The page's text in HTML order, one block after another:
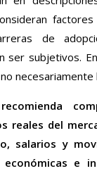
de
ser subjetivos.
necesariamente
reales del
salarios y
e